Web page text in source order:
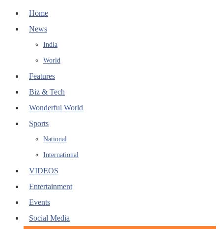
Home
News
India
World
Features
Biz & Tech
Wonderful World
Sports
National
International
VIDEOS
Entertainment
Events
Social Media